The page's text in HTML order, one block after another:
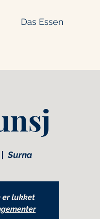
Das Essen
|
Surna
er lukket